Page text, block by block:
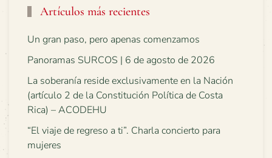
Artículos más recientes
Un gran paso, pero apenas comenzamos
Panoramas SURCOS | 6 de agosto de 2026
La soberanía reside exclusivamente en la Nación
(artículo 2 de la Constitución Política de Costa
Rica) – ACODEHU
“El viaje de regreso a ti”. Charla concierto para
mujeres